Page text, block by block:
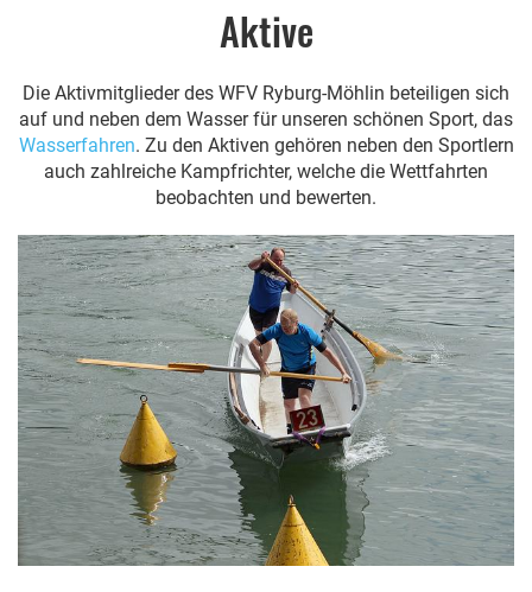
Aktive
Die Aktivmitglieder des WFV Ryburg-Möhlin beteiligen sich
auf und neben dem Wasser für unseren schönen Sport, das
Wasserfahren. Zu den Aktiven gehören neben den Sportlern
auch zahlreiche Kampfrichter, welche die Wettfahrten
beobachten und bewerten.